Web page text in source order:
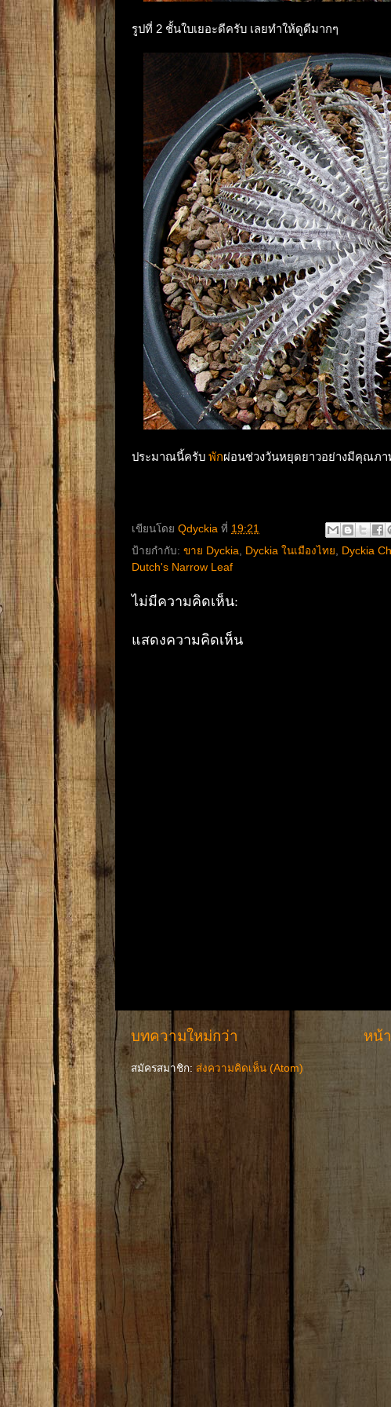
รูปที่ 2 ชั้นใบเยอะดีครับ เลยทำให้ดูดีมากๆ
ประมาณนี้ครับ พักผ่อนช่วงวันหยุดยาวอย่างมีคุณภ
เขียนโดย Qdyckia ที่ 19:21
ป้ายกำกับ: ขาย Dyckia, Dyckia ในเมืองไทย, Dyckia
Dutch's Narrow Leaf
ไม่มีความคิดเห็น:
แสดงความคิดเห็น
บทความใหม่กว่า หน้
สมัครสมาชิก: ส่งความคิดเห็น (Atom)